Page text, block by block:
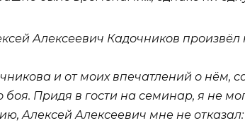
Алексеевич Кадочников
и от моих впечатлений о нём,
Придя в гости на семинар, я не
Алексей Алексеевич мне не